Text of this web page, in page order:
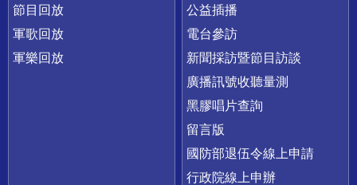
節目回放
軍歌回放
軍樂回放
公益插播
電台參訪
新聞採訪暨節目訪談
廣播訊號收聽量測
黑膠唱片查詢
留言版
國防部退伍令線上申請
行政院線上申辦